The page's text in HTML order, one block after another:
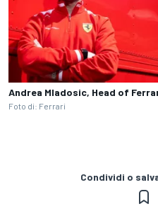
Andrea Mladosic, Head of
Foto di: Ferrari
Condividi o